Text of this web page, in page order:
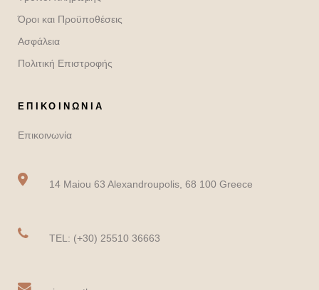
Όροι και Προϋποθέσεις
Ασφάλεια
Πολιτική Επιστροφής
ΕΠΙΚΟΙΝΩΝΙΑ
Επικοινωνία
14 Maiou 63 Alexandroupolis, 68 100 Greece
TEL: (+30) 25510 36663